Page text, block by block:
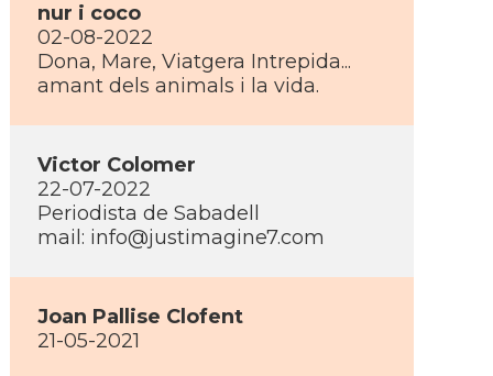
nur i coco
02-08-2022
Dona, Mare, Viatgera Intrepida...
amant dels animals i la vida.
Victor Colomer
22-07-2022
Periodista de Sabadell
mail: info@justimagine7.com
Joan Pallise Clofent
21-05-2021